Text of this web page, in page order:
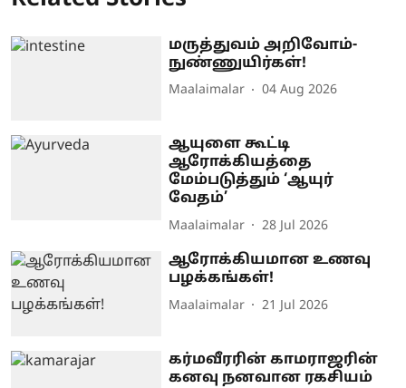
மருத்துவம் அறிவோம்-
நுண்ணுயிர்கள்!
Maalaimalar 04 Aug 2026
ஆயுளை கூட்டி
ஆரோக்கியத்தை
மேம்படுத்தும் ‘ஆயுர்
வேதம்’
Maalaimalar 28 Jul 2026
ஆரோக்கியமான உணவு
பழக்கங்கள்!
Maalaimalar 21 Jul 2026
கர்மவீரரின் காமராஜரின்
கனவு நனவான ரகசியம்